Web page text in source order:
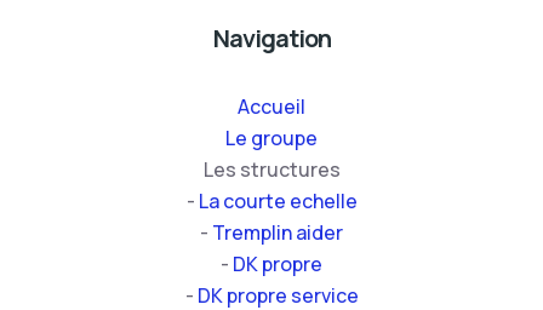
Navigation
Accueil
Le groupe
Les structures
- La courte echelle
- Tremplin aider
- DK propre
- DK propre service